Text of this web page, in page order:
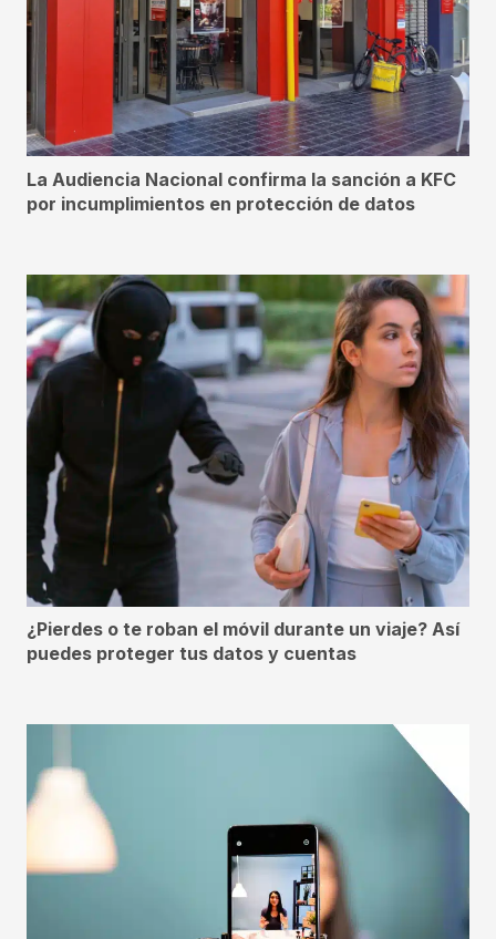
La Audiencia Nacional confirma la sanción a KFC
por incumplimientos en protección de datos
¿Pierdes o te roban el móvil durante un viaje? Así
puedes proteger tus datos y cuentas